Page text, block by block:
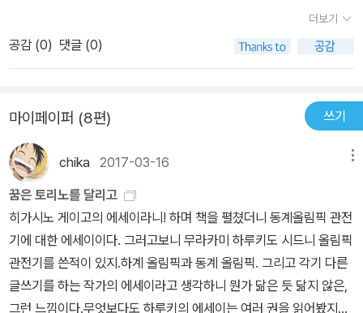
머리가 아파서, 사는 것 자체가 힘들어서... 암튼 그런 상황에서 사회
파 미스터리는 피곤함 때문에 기피하게 되는 것 같네요. 사회파를 읽
은 지 오래되기도 해서 읽었네요.3. 지루함. 느낌은 그랬습니다. 600
이야기가 전개됩니다. 워낙 유능한 형사라서 주변에 적들도 많고요.
그리고 손가락 수집가의 경찰을 우롱하는 듯한 살인사건들. 다양한
형사 캐릭터들의 내면 묘사도 좋고, 손가락 수집가라는 연쇄살인마의
살해 수법이나 심리 묘사도 역시나 훌륭합니다. 단, 조금 지루합니다.
조금 걷어낼 수 있는 이야기들은 걷어냈으면 좋았을 텐데... 그 점은
조금 아쉽네요.4. 손가락 수집가라는 연쇄살인마? 그는 왜 그런 범죄
를 저지르는 것일까? 젊은 여성을 칼로 난도질을 해서 죽인 후, 손가
락을 전리품으로 가져갑니다. 범인의 시점도 형사들의 시점과 함께
교차로 진행되어서 나름 긴장감을 줍니다. 키득키득 거리면서 스스로
더보기
공감 (0) 댓글 (0)
마이페이퍼 (8편) 쓰기
chika 2017-03-16
꿈은 토리노를 달리고
히가시노 게이고의 에세이라니! 하며 책을 펼쳤더니 동계올림픽 관전
기에 대한 에세이이다. 그러고보니 무라카미 하루키도 시드니 올림픽
관전기를 쓴적이 있지.하계 올림픽과 동계 올림픽. 그리고 각기 다른
글쓰기를 하는 작가의 에세이라고 생각하니 뭔가 닮은 듯 닮지 않은,
그런 느낌이다.무엇보다도 하루키의 에세이는 여러 권을 읽어봤지만